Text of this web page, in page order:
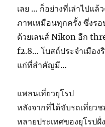
เลย … ก็อย่างที่เล่าไปแ
ภาพเหมือนทุกครั้ง ซึ่งร
ด้วยเลนส์ Nikon อีก
f2.8… โบสถ์ประจำเมือง
แก่ที่สำคัญมี…
แพลนเที่ยวยุโรป
หลังจากที่ได้ขับรถเที่ยว
หลายประเทศของยุโรป